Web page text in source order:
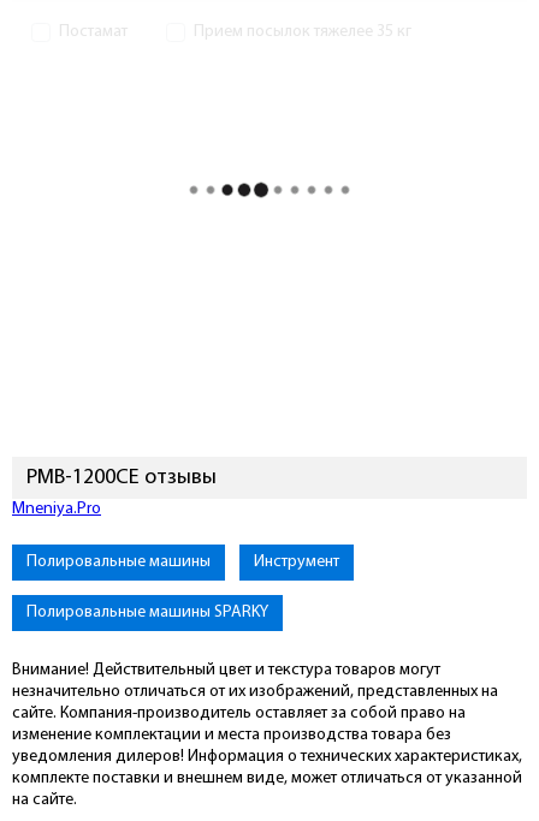
Постамат Прием посылок тяжелее 35 кг
PMB-1200CЕ отзывы
Подключиться к Mneniya.Pro
Полировальные машины Инструмент
Полировальные машины SPARKY
Внимание! Действительный цвет и текстура товаров могут
незначительно отличаться от их изображений, представленных на
сайте. Компания-производитель оставляет за собой право на
изменение комплектации и места производства товара без
уведомления дилеров! Информация о технических характеристиках,
комплекте поставки и внешнем виде, может отличаться от указанной
на сайте.